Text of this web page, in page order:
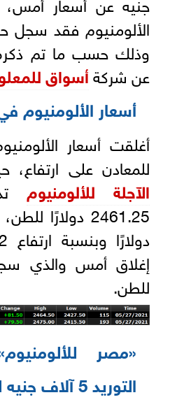
وذلك حسب ما تم ذكره
عن شركةأسواق
أسعار الألومنيوم
أغلقت أسعار
للمعادن على
الآجلة للألومنيوم
للطن.
«مصر
التوريد 5 آلاف جنيه للطن